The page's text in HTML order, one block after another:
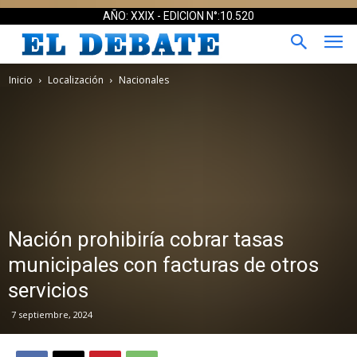
AÑO: XXIX - EDICION N°:10.520
Inicio Localización Nacionales
Nación prohibiría cobrar tasas
municipales con facturas de otros
servicios
7 septiembre, 2024